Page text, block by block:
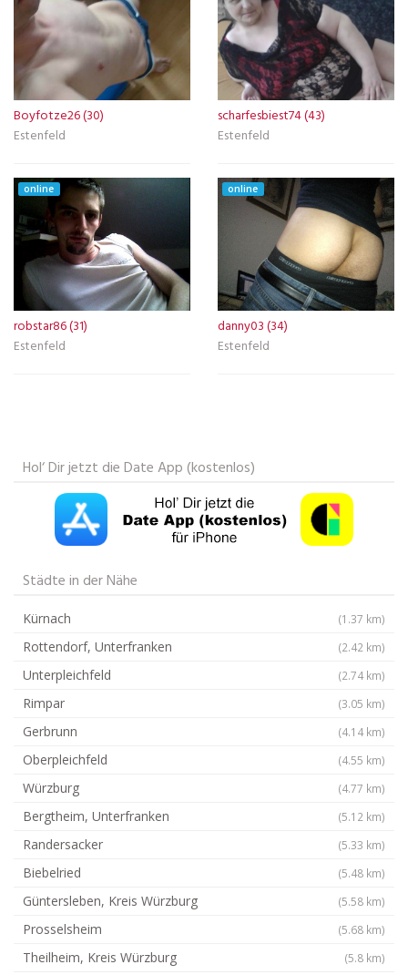
Boyfotze26 (30)
Estenfeld
scharfesbiest74 (43)
Estenfeld
online
robstar86 (31)
Estenfeld
online
danny03 (34)
Estenfeld
Hol‘ Dir jetzt die Date App (kostenlos)
Städte in der Nähe
Kürnach (1.37 km)
Rottendorf, Unterfranken (2.42 km)
Unterpleichfeld (2.74 km)
Rimpar (3.05 km)
Gerbrunn (4.14 km)
Oberpleichfeld (4.55 km)
Würzburg (4.77 km)
Bergtheim, Unterfranken (5.12 km)
Randersacker (5.33 km)
Biebelried (5.48 km)
Güntersleben, Kreis Würzburg (5.58 km)
Prosselsheim (5.68 km)
Theilheim, Kreis Würzburg (5.8 km)